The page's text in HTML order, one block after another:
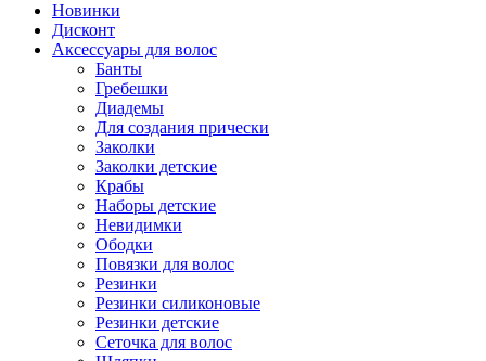
Новинки
Дисконт
Аксессуары для волос
Банты
Гребешки
Диадемы
Для создания прически
Заколки
Заколки детские
Крабы
Наборы детские
Невидимки
Ободки
Повязки для волос
Резинки
Резинки силиконовые
Резинки детские
Сеточка для волос